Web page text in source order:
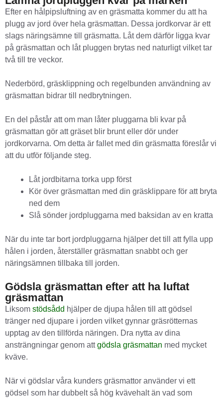
Efter en hålpipsluftning av en gräsmatta kommer du att ha
plugg av jord över hela gräsmattan. Dessa jordkorvar är ett
slags näringsämne till gräsmatta. Låt dem därför ligga kvar
på gräsmattan och låt pluggen brytas ned naturligt vilket tar
två till tre veckor.
Nederbörd, gräsklippning och regelbunden användning av
gräsmattan bidrar till nedbrytningen.
En del påstår att om man låter pluggarna bli kvar på
gräsmattan gör att gräset blir brunt eller dör under
jordkorvarna. Om detta är fallet med din gräsmatta föreslår vi
att du utför följande steg.
Låt jordbitarna torka upp först
Kör över gräsmattan med din gräsklippare för att bryta
ned dem
Slå sönder jordpluggarna med baksidan av en kratta
När du inte tar bort jordpluggarna hjälper det till att fylla upp
hålen i jorden, återställer gräsmattan snabbt och ger
näringsämnen tillbaka till jorden.
Gödsla gräsmattan efter att ha luftat
gräsmattan
Liksom stödsådd hjälper de djupa hålen till att gödsel
tränger ned djupare i jorden vilket gynnar gräsrötternas
upptag av den tillförda näringen. Dra nytta av dina
ansträngningar genom attgödsla gräsmattan med mycket
kväve.
När vi gödslar våra kunders gräsmattor använder vi ett
gödsel som har dubbelt så hög kvävehalt än vad som